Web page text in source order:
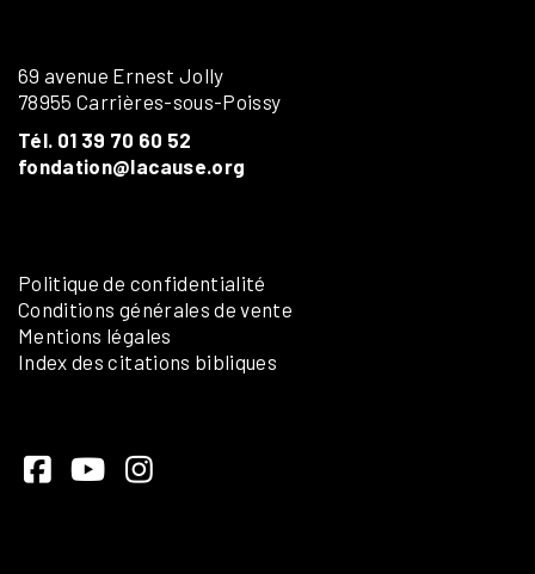
69 avenue Ernest Jolly
78955 Carrières-sous-Poissy
Tél. 01 39 70 60 52
fondation@lacause.org
Politique de confidentialité
Conditions générales de vente
Mentions légales
Index des citations bibliques